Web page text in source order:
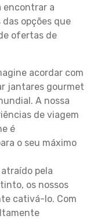
encontrar a
opções que
ofertas de
acordar com
jantares gourmet
A nossa
de viagem
é
o seu máximo
pela
os nossos
cativá-lo. Com